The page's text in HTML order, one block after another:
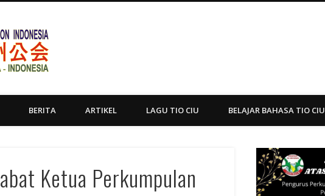
Yayasan Tio Ciu Sumatera Utara
BERITA ARTIKEL LAGU TIO CIU BELAJAR BAHASA TIO CIU
Ketua Perkumpulan